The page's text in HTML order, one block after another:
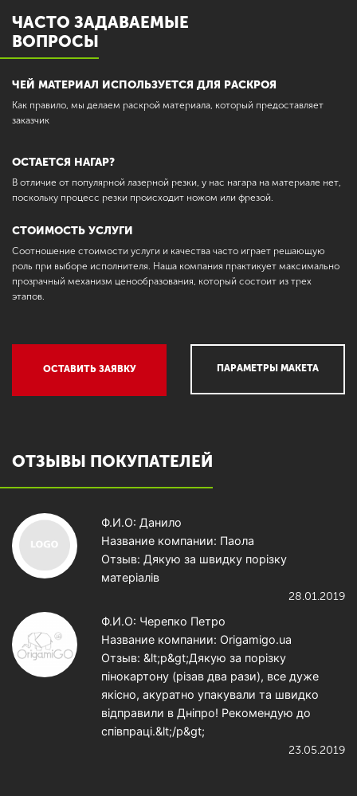
ЧАСТО ЗАДАВАЕМЫЕ
ВОПРОСЫ
ЧЕЙ МАТЕРИАЛ ИСПОЛЬЗУЕТСЯ ДЛЯ РАСКРОЯ
Как правило, мы делаем раскрой материала, который предоставляет
заказчик
ОСТАЕТСЯ НАГАР?
В отличие от популярной лазерной резки, у нас нагара на материале нет,
поскольку процесс резки происходит ножом или фрезой.
СТОИМОСТЬ УСЛУГИ
Соотношение стоимости услуги и качества часто играет решающую
роль при выборе исполнителя. Наша компания практикует максимально
прозрачный механизм ценообразования, который состоит из трех
этапов.
ОСТАВИТЬ ЗАЯВКУ ПАРАМЕТРЫ МАКЕТА
ОТЗЫВЫ ПОКУПАТЕЛЕЙ
Ф.И.О: Данило
Название компании: Паола
Отзыв: Дякую за швидку порізку
матеріалів
28.01.2019
Ф.И.О: Черепко Петро
Название компании: Origamigo.ua
Отзыв: &lt;p&gt;Дякую за порізку
пінокартону (різав два рази), все дуже
якісно, акуратно упакували та швидко
відправили в Дніпро! Рекомендую до
співпраці.&lt;/p&gt;
23.05.2019